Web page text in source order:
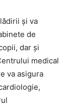
și va
de
dar și
medical
va asigura